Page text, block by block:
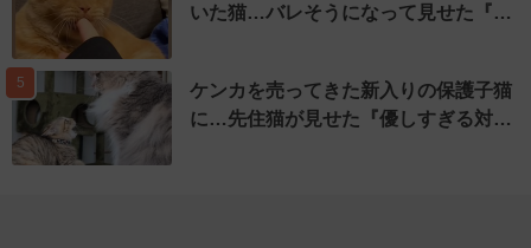
いた猫…バレそうになって見せた『…
5
ケンカを売ってきた新入りの保護子猫
に…先住猫が見せた『優しすぎる対…